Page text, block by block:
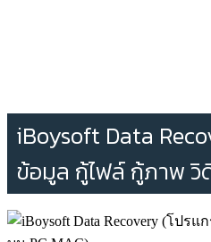
iBoysoft Data
ข้อมูล กู้ไฟล์ กู้ภาพ วิ